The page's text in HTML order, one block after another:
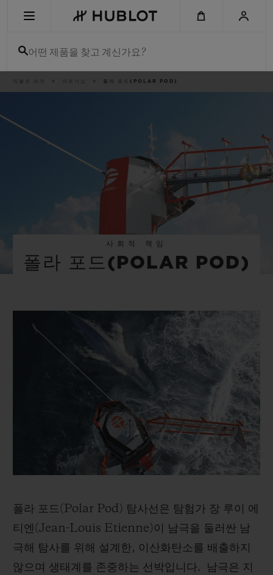
어떤 제품을 찾고 계신가요?
폴라 포드(POLAR POD)
사회적 책임
폴라 포드(POLAR POD)
폴라 포드(Polar Pod) 탐사선은 탐험가 장 루이 에
티엔(Jean-Louis Etienne)이 남극을 둘러싼 남
극해 탐사를 위해 설계한, 이산화탄소를 배출하지
않으며 생태계를 존중하는 선박입니다. 남극은 지
신제품
익스클루시브 서비스
5+5 워런티
휴블로티스타 및 연장 보증
안전한 결제